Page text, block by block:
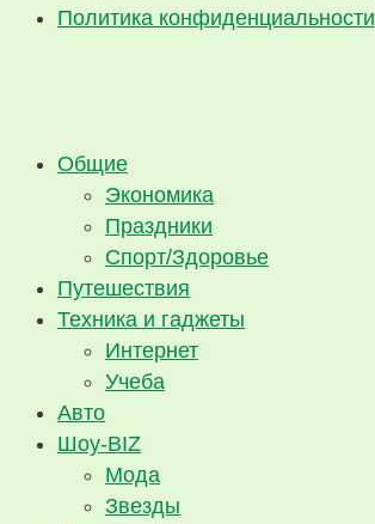
Политика конфиденциальности
Общие
Экономика
Праздники
Спорт/Здоровье
Путешествия
Техника и гаджеты
Интернет
Учеба
Авто
Шоу-BIZ
Мода
Звезды